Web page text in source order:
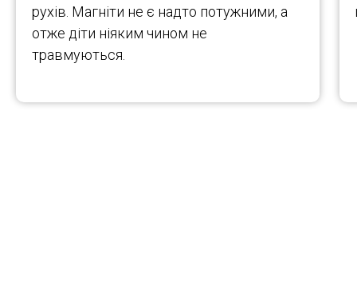
рухів. Магніти не є надто потужними, а
отже діти ніяким чином не
травмуються.